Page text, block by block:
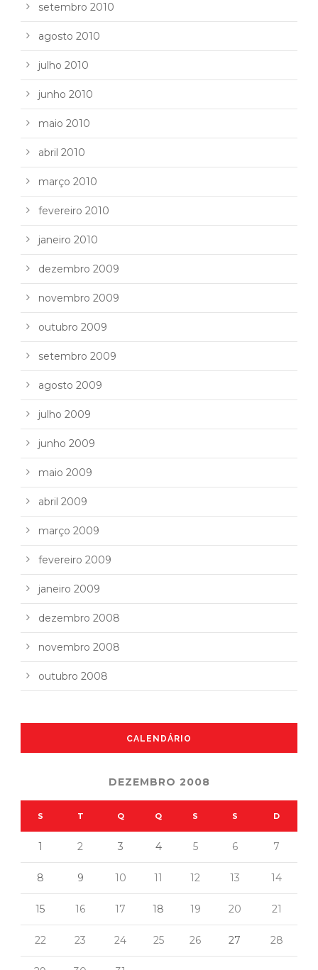
setembro 2010
agosto 2010
julho 2010
junho 2010
maio 2010
abril 2010
março 2010
fevereiro 2010
janeiro 2010
dezembro 2009
novembro 2009
outubro 2009
setembro 2009
agosto 2009
julho 2009
junho 2009
maio 2009
abril 2009
março 2009
fevereiro 2009
janeiro 2009
dezembro 2008
novembro 2008
outubro 2008
CALENDÁRIO
DEZEMBRO 2008
S T Q Q S S D
1 2 3 4 5 6 7
8 9 10 11 12 13 14
15 16 17 18 19 20 21
22 23 24 25 26 27 28